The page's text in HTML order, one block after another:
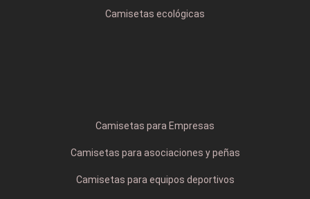
Camisetas ecológicas
Camisetas para Empresas
Camisetas para asociaciones y peñas
Camisetas para equipos deportivos